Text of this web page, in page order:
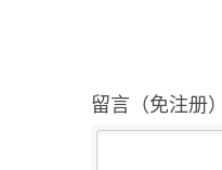
留言（免注册）